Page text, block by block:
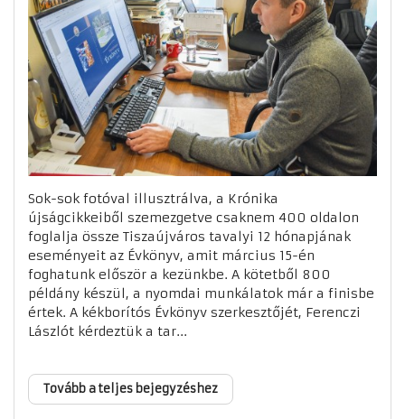
Sok-sok fotóval illusztrálva, a Krónika
újságcikkeiből szemezgetve csaknem 400 oldalon
foglalja össze Tiszaújváros tavalyi 12 hónapjának
eseményeit az Évkönyv, amit március 15-én
foghatunk először a kezünkbe. A kötetből 800
példány készül, a nyomdai munkálatok már a finisbe
értek. A kékborítós Évkönyv szerkesztőjét, Ferenczi
Lászlót kérdeztük a tar...
Tovább a teljes bejegyzéshez